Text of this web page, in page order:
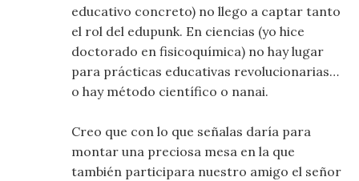
educativo concreto) no llego a captar tanto
el rol del edupunk. En ciencias (yo hice
doctorado en fisicoquímica) no hay lugar
para prácticas educativas revolucionarias…
o hay método científico o nanai.
Creo que con lo que señalas daría para
montar una preciosa mesa en la que
también participara nuestro amigo el señor